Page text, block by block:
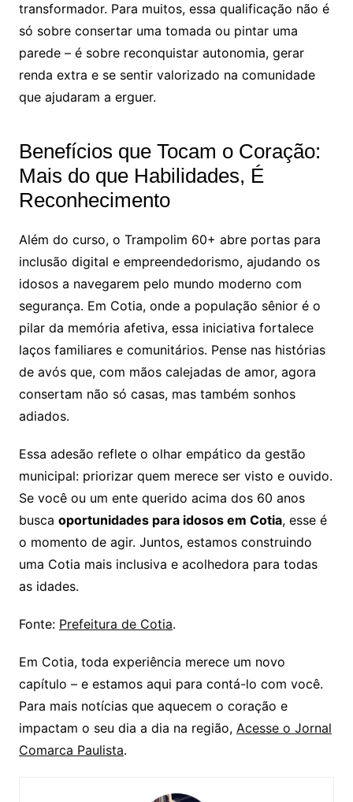
transformador. Para muitos, essa qualificação não é
só sobre consertar uma tomada ou pintar uma
parede – é sobre reconquistar autonomia, gerar
renda extra e se sentir valorizado na comunidade
que ajudaram a erguer.
Benefícios que Tocam o Coração:
Mais do que Habilidades, É
Reconhecimento
Além do curso, o Trampolim 60+ abre portas para
inclusão digital e empreendedorismo, ajudando os
idosos a navegarem pelo mundo moderno com
segurança. Em Cotia, onde a população sênior é o
pilar da memória afetiva, essa iniciativa fortalece
laços familiares e comunitários. Pense nas histórias
de avós que, com mãos calejadas de amor, agora
consertam não só casas, mas também sonhos
adiados.
Essa adesão reflete o olhar empático da gestão
municipal: priorizar quem merece ser visto e ouvido.
Se você ou um ente querido acima dos 60 anos
busca oportunidades para idosos em Cotia, esse é
o momento de agir. Juntos, estamos construindo
uma Cotia mais inclusiva e acolhedora para todas
as idades.
Fonte: Prefeitura de Cotia.
Em Cotia, toda experiência merece um novo
capítulo – e estamos aqui para contá-lo com você.
Para mais notícias que aquecem o coração e
impactam o seu dia a dia na região, Acesse o Jornal
Comarca Paulista.